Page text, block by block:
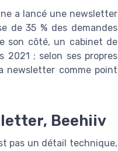
a lancé une newsletter
de 35 % des demandes
son côté, un cabinet de
; selon ses propres
newsletter comme point
Beehiiv
pas un détail technique,